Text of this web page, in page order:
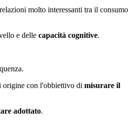
molto interessanti tra il consumo
e delle capacità cognitive.
origine con l'obbiettivo di misurare il
adottato.